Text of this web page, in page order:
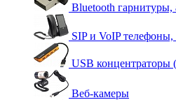
Bluetooth гарнитуры,
SIP и VoIP
USB концентраторы
Веб-камеры